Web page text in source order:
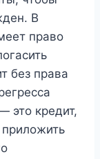
В
право
без права
это кредит,